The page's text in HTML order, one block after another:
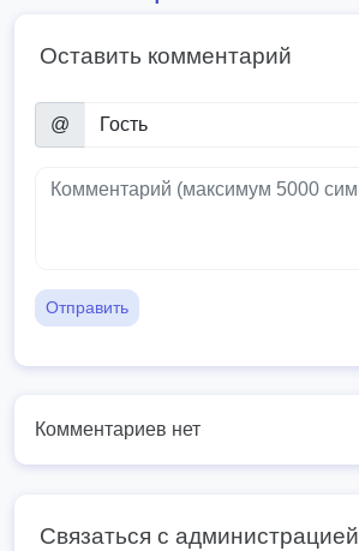
Оставить комментарий
@
Отправить
Комментариев нет
Связаться с администрацией